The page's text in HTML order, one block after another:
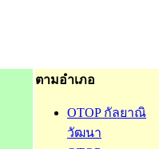
ตามอำเภอ
OTOP กัลยาณิ
วัฒนา